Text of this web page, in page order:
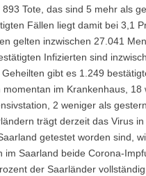
Tote, das sind 5 mehr als
Fällen liegt damit bei 3,1
gelten inzwischen 27.041
Infizierten sind
gibt es 1.249
im Krankenhaus, 18
2 weniger als gestern
trägt derzeit das Virus in
getestet worden sind,
im Saarland beide Corona-
der Saarländer